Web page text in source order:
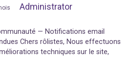
Administrator
— Notifications email
Chers rôlistes, Nous effectuons
techniques sur le site,